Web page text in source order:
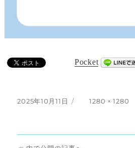
Pocket
投
2025年10月11日
フ
1280 × 1280
投